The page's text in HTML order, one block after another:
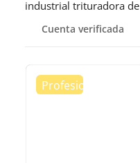
industrial trituradora de
Cuenta verificada